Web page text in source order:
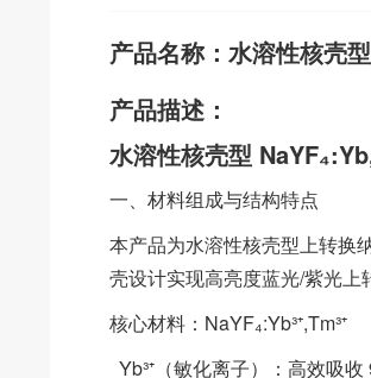
产品名称：水溶性核壳
产品描述：
水溶性核壳型
一、材料组成与结构特点
本产品为水溶性核壳型上转换
壳设计实现高亮度蓝光/紫光上
核心材料：NaYF₄:Yb³⁺,Tm³⁺
Yb³⁺（敏化离子）：高效吸收